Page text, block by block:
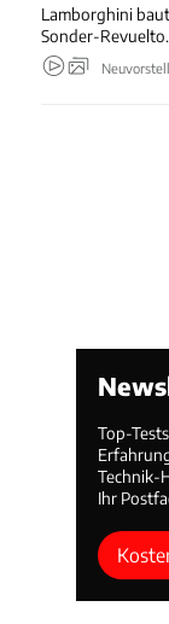
Lamborghini
Sonder-Revuelto.
Top-
Technik-
Ihr